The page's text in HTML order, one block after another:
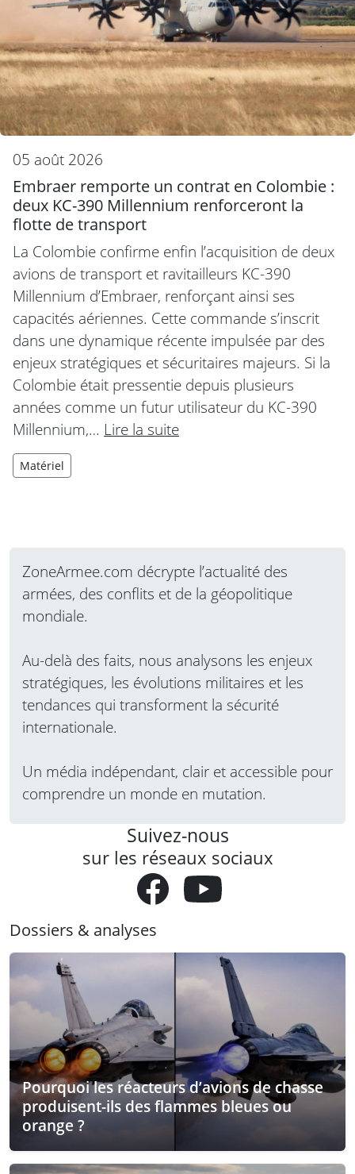
05 août 2026
Embraer remporte un contrat en Colombie :
deux KC-390 Millennium renforceront la
flotte de transport
La Colombie confirme enfin l’acquisition de deux
avions de transport et ravitailleurs KC-390
Millennium d’Embraer, renforçant ainsi ses
capacités aériennes. Cette commande s’inscrit
dans une dynamique récente impulsée par des
enjeux stratégiques et sécuritaires majeurs. Si la
Colombie était pressentie depuis plusieurs
années comme un futur utilisateur du KC-390
Millennium,… Lire la suite
Matériel
ZoneArmee.com décrypte l’actualité des
armées, des conflits et de la géopolitique
mondiale.
Au-delà des faits, nous analysons les enjeux
stratégiques, les évolutions militaires et les
tendances qui transforment la sécurité
internationale.
Un média indépendant, clair et accessible pour
comprendre un monde en mutation.
Suivez-nous
sur les réseaux sociaux
Dossiers & analyses
Pourquoi les réacteurs d’avions de chasse
produisent-ils des flammes bleues ou
orange ?